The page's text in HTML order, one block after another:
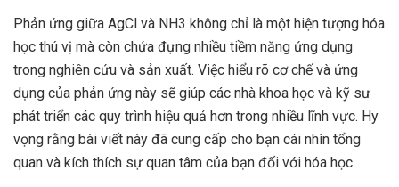
Phản ứng giữa AgCl và NH3 không chỉ là một hiện tượng hóa
học thú vị mà còn chứa đựng nhiều tiềm năng ứng dụng
trong nghiên cứu và sản xuất. Việc hiểu rõ cơ chế và ứng
dụng của phản ứng này sẽ giúp các nhà khoa học và kỹ sư
phát triển các quy trình hiệu quả hơn trong nhiều lĩnh vực. Hy
vọng rằng bài viết này đã cung cấp cho bạn cái nhìn tổng
quan và kích thích sự quan tâm của bạn đối với hóa học.